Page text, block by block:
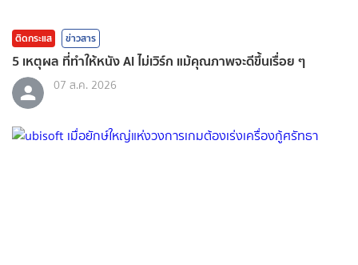
ติดกระแส ข่าวสาร
5 เหตุผล ที่ทำให้หนัง AI ไม่เวิร์ก แม้คุณภาพจะดีขึ้นเรื่อย ๆ
07 ส.ค. 2026